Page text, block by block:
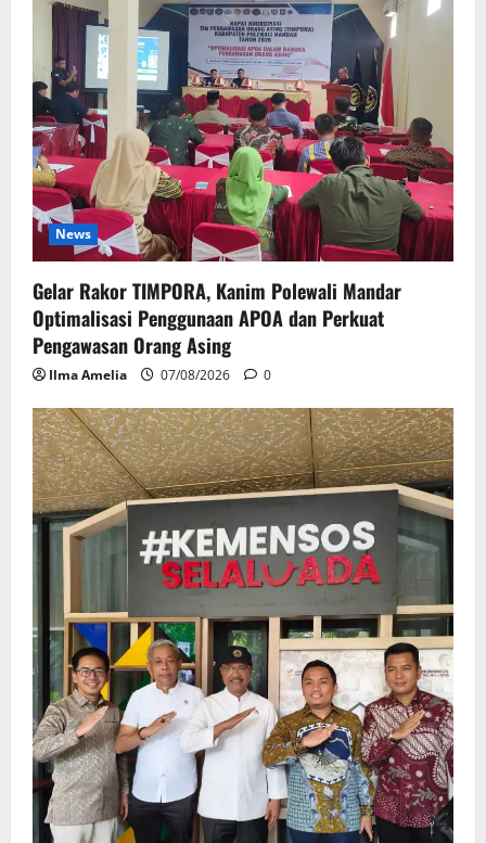
News
Gelar Rakor TIMPORA, Kanim Polewali Mandar
Optimalisasi Penggunaan APOA dan Perkuat
Pengawasan Orang Asing
Ilma Amelia 07/08/2026 0